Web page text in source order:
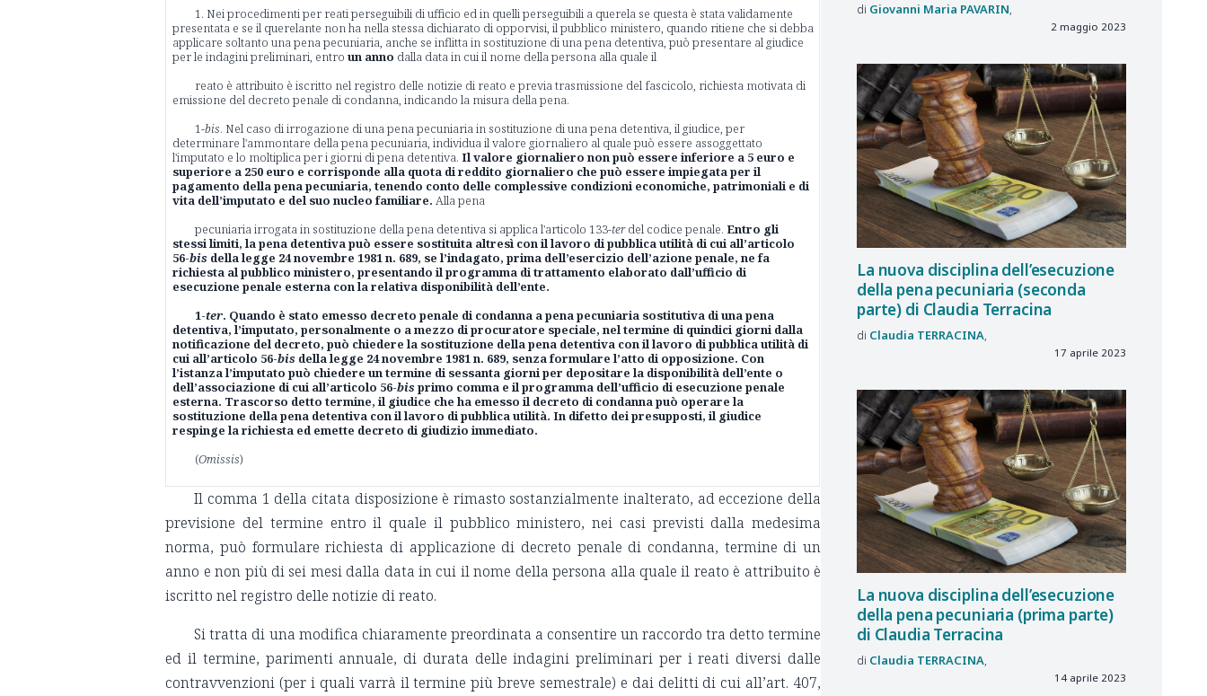
1. Nei procedimenti per reati perseguibili di ufficio ed in quelli perseguibili a querela se questa è stata validamente
presentata e se il querelante non ha nella stessa dichiarato di opporvisi, il pubblico ministero, quando ritiene che si debba
applicare soltanto una pena pecuniaria, anche se inflitta in sostituzione di una pena detentiva, può presentare al giudice
per le indagini preliminari, entro un anno dalla data in cui il nome della persona alla quale il
reato è attribuito è iscritto nel registro delle notizie di reato e previa trasmissione del fascicolo, richiesta motivata di
emissione del decreto penale di condanna, indicando la misura della pena.
1-bis. Nel caso di irrogazione di una pena pecuniaria in sostituzione di una pena detentiva, il giudice, per
determinare l'ammontare della pena pecuniaria, individua il valore giornaliero al quale può essere assoggettato
l'imputato e lo moltiplica per i giorni di pena detentiva. Il valore giornaliero non può essere inferiore a 5 euro e
superiore a 250 euro e corrisponde alla quota di reddito giornaliero che può essere impiegata per il
pagamento della pena pecuniaria, tenendo conto delle complessive condizioni economiche, patrimoniali e di
vita dell’imputato e del suo nucleo familiare. Alla pena
pecuniaria irrogata in sostituzione della pena detentiva si applica l'articolo 133-terdel codice penale.Entro gli
stessi limiti, la pena detentiva può essere sostituita altresì con il lavoro di pubblica utilità di cui all’articolo
56-bis della legge 24 novembre 1981 n. 689, se l’indagato, prima dell’esercizio dell’azione penale, ne fa
richiesta al pubblico ministero, presentando il programma di trattamento elaborato dall’ufficio di
esecuzione penale esterna con la relativa disponibilità dell’ente.
1-ter. Quando è stato emesso decreto penale di condanna a pena pecuniaria sostitutiva di una pena
detentiva, l’imputato, personalmente o a mezzo di procuratore speciale, nel termine di quindici giorni dalla
notificazione del decreto, può chiedere la sostituzione della pena detentiva con il lavoro di pubblica utilità di
cui all’articolo 56-bis della legge 24 novembre 1981 n. 689, senza formulare l’atto di opposizione. Con
l’istanza l’imputato può chiedere un termine di sessanta giorni per depositare la disponibilità dell’ente o
dell’associazione di cui all’articolo 56-bisprimo comma e il programma dell’ufficio di esecuzione penale
esterna. Trascorso detto termine, il giudice che ha emesso il decreto di condanna può operare la
sostituzione della pena detentiva con il lavoro di pubblica utilità. In difetto dei presupposti, il giudice
respinge la richiesta ed emette decreto di giudizio immediato.
(Omissis)
Il comma 1 della citata disposizione è rimasto sostanzialmente inalterato, ad eccezione della
previsione del termine entro il quale il pubblico ministero, nei casi previsti dalla medesima
norma, può formulare richiesta di applicazione di decreto penale di condanna, termine di un
anno e non più di sei mesi dalla data in cui il nome della persona alla quale il reato è attribuito è
iscritto nel registro delle notizie di reato.
Si tratta di una modifica chiaramente preordinata a consentire un raccordo tra detto termine
ed il termine, parimenti annuale, di durata delle indagini preliminari per i reati diversi dalle
contravvenzioni (per i quali varrà il termine più breve semestrale) e dai delitti di cui all’art. 407,
Giovanni Maria PAVARIN
2 maggio 2023
La nuova disciplina dell’esecuzione
della pena pecuniaria (seconda
parte) di Claudia Terracina
Claudia TERRACINA
17 aprile 2023
La nuova disciplina dell’esecuzione
della pena pecuniaria (prima parte)
di Claudia Terracina
Claudia TERRACINA
14 aprile 2023